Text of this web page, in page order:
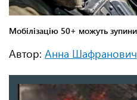
Автор: Анна Шафранович